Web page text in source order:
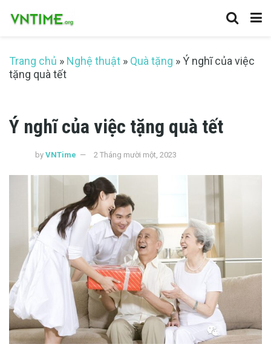
Trang chủ » Nghệ thuật » Quà tặng »Ý nghĩ của việc
tặng quà tết
Ý nghĩ của việc tặng quà tết
by VNTime 2 Tháng mười một, 2023